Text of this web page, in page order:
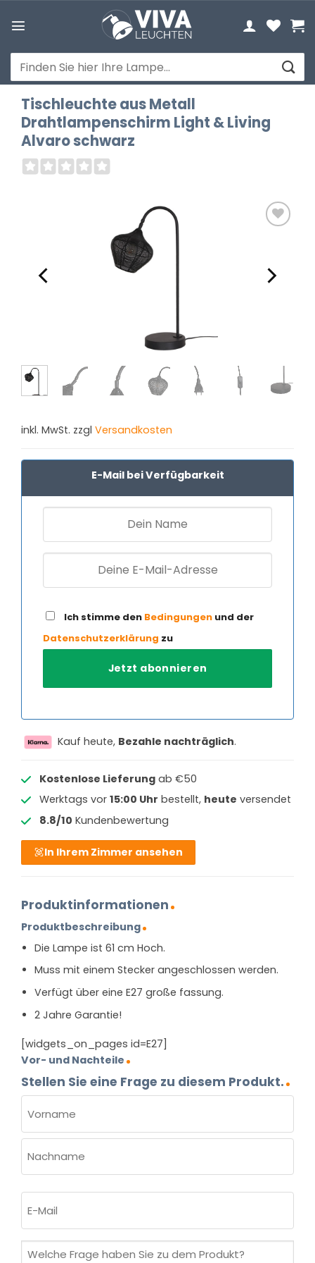
Inhalt
Suchen
nach:
Tischleuchte aus Metall
Drahtlampenschirm Light & Living
Alvaro schwarz
inkl. MwSt. zzgl Versandkosten
E-Mail bei Verfügbarkeit
Ich stimme den Bedingungen und der
Datenschutzerklärung zu
Kauf heute, Bezahle nachträglich.
Kostenlose Lieferungab €50
Werktags vor 15:00 Uhr bestellt, heute versendet
8.8/10 Kundenbewertung
In Ihrem Zimmer ansehen
Produktinformationen
Produktbeschreibung
Die Lampe ist 61 cm Hoch.
Muss mit einem Stecker angeschlossen werden.
Verfügt über eine E27 große fassung.
2 Jahre Garantie!
[widgets_on_pages id=E27]
Vor- und Nachteile
Stellen Sie eine Frage zu diesem Produkt.
(ERFORDERLICH)
Vorname
Mail
Welche